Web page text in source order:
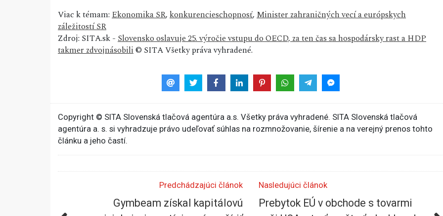
Viac k témam:Ekonomika SR,konkurencieschopnosť,Minister zahraničných vecí a európskych
záležitostí SR
Zdroj: SITA.sk -Slovensko oslavuje 25. výročie vstupu do OECD, za ten čas sa hospodársky rast a HDP
takmer zdvojnásobili© SITA Všetky práva vyhradené.
Copyright © SITA Slovenská tlačová agentúra a.s. Všetky práva vyhradené. SITA Slovenská tlačová
agentúra a. s. si vyhradzuje právo udeľovať súhlas na rozmnožovanie, šírenie a na verejný prenos tohto
článku a jeho častí.
Predchádzajúci článok
Gymbeam získal kapitálovú
Nasledujúci článok
Prebytok EÚ v obchode s tovarmi